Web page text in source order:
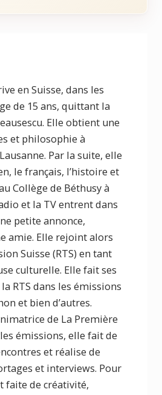
en Suisse, dans les
de 15 ans, quittant la
Elle obtient une
et philosophie à
Par la suite, elle
le français, l’histoire et
Collège de Béthusy à
et la TV entrent dans
petite annonce,
amie. Elle rejoint alors
Suisse (RTS) en tant
culturelle. Elle fait ses
RTS dans les émissions
et bien d’autres.
de La Première
émissions, elle fait de
et réalise de
et interviews. Pour
faite de créativité,